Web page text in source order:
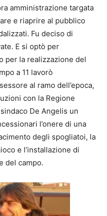
amministrazione targata
e riaprire al pubblico
Fu deciso di
E si optò per
per la realizzazione del
a 11 lavorò
al ramo dell’epoca,
con la Regione
De Angelis un
l’onere di una
degli spogliatoi, la
e l’installazione di
del campo.